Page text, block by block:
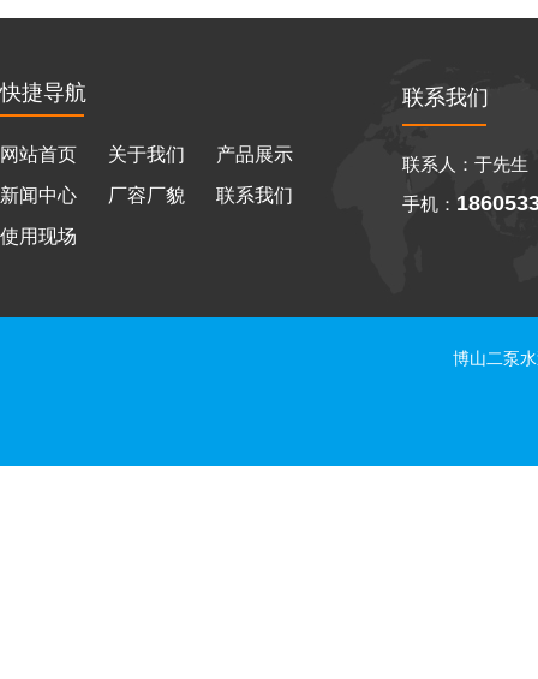
快捷导航
网站首页 关于我们
产品展示
新闻中心
厂容厂貌
联系我们
使用现场
联系我们
联系人：于先生
手机：
博山二泵